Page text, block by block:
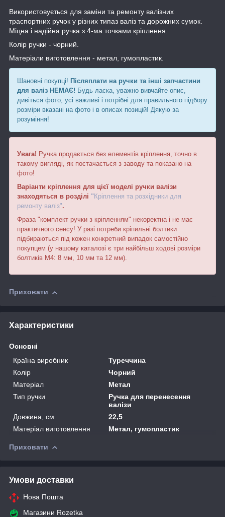
Використовується для заміни та ремонту валізних
траспортних ручок у різних типаз валіз та дорожних сумок.
Міцна і надійна ручка з 4-ма точками кріплення.
Колір ручки - чорний.
Матеріали виготовлення - метал, гумопластик.
Шановні покупці! Післяплати на ручки та інші запчастини
для валіз НЕМАЄ! Будь ласка, уважно вивчайте опис,
дивіться фото, усі важливі і потрібні для правильного підбору
розміри вказані на фото і в описах позицій! Дякую за
розуміння!
Увага! Ручка продається без елементів кріплення, точно в
такому вигляді, як постачається з заводу та показано на
фото!
Варіанти кріплення для цієї моделі ручки валізи
знаходяться в розділі "Кріплення та розхідники для
ремонту валіз".
Фраза "комплект ручки з кріпленням" некоректна і не має
практичного сенсу! У разі потреби кріпильні болтики
підбираються під кожен конкретний випадок самостійно
покупцем (у нашому каталозі є три найбільш ходові розміри
болтиків М4: 8 мм, 10 мм та 12 мм).
Приховати
Характеристики
Основні
Країна виробник
Туреччина
Колір
Чорний
Матеріал
Метал
Тип ручки
Ручка для перенесення
валізи
Довжина, см
22,5
Матеріал виготовлення
Метал, гумопластик
Приховати
Умови доставки
Нова Пошта
Магазини Rozetka